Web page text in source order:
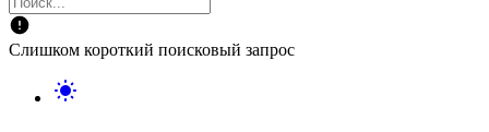
Слишком короткий поисковый запрос